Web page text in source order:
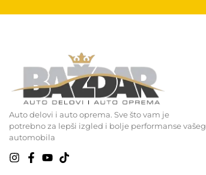
Auto delovi i auto oprema. Sve što vam je
potrebno za lepši izgled i bolje performanse vašeg
automobila